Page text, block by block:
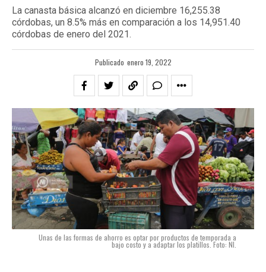
La canasta básica alcanzó en diciembre 16,255.38
córdobas, un 8.5% más en comparación a los 14,951.40
córdobas de enero del 2021.
Publicado enero 19, 2022
Unas de las formas de ahorro es optar por productos de temporada a
bajo costo y a adaptar los platillos. Foto: NI.